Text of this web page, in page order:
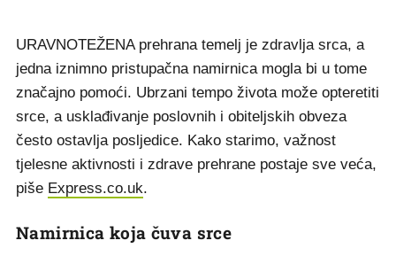
URAVNOTEŽENA prehrana temelj je zdravlja srca, a
jedna iznimno pristupačna namirnica mogla bi u tome
značajno pomoći. Ubrzani tempo života može opteretiti
srce, a usklađivanje poslovnih i obiteljskih obveza
često ostavlja posljedice. Kako starimo, važnost
tjelesne aktivnosti i zdrave prehrane postaje sve veća,
piše Express.co.uk.
Namirnica koja čuva srce